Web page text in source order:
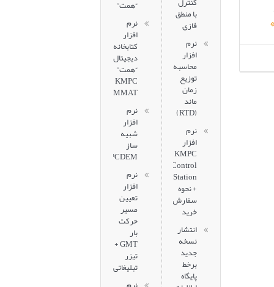
با منطق
فازی
نرم
افزار
محاسبه
توزیع
زمان
ماند
(RTD)
نرم
افزار
KMPC
Control
Station
+ نحوه
سفارش
خرید
انتشار
نسخه
جدید
برخط
پایگاه
“همت”
نرم
افزار
کتابخانه
دیجیتال
“همت”
KMPC
HEMMAT
نرم
افزار
شبیه
ساز
KMPCDEM
نرم
افزار
تعیین
مسیر
حرکت
بار
GMT +
تیزر
تبلیغاتی